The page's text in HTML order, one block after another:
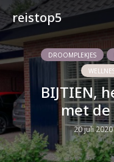
reistop5
DROOMPLEKJES
BIJTIEN,
met
20 juli 2020